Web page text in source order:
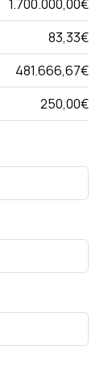
1.700.000,00€
83,33€
481.666,67€
250,00€